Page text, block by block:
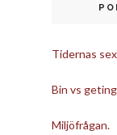
Tidernas
Bin vs
Miljöfrågan.